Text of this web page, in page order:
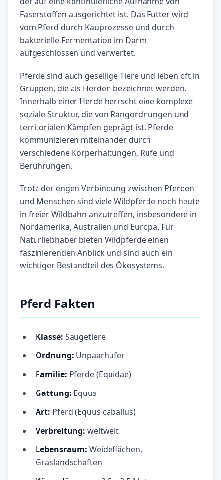
Faserstoffen ausgerichtet ist. Das Futter wird
vom Pferd durch Kauprozesse und durch
bakterielle Fermentation im Darm
aufgeschlossen und verwertet.
Pferde sind auch gesellige Tiere und leben oft in
Gruppen, die als Herden bezeichnet werden.
Innerhalb einer Herde herrscht eine komplexe
soziale Struktur, die von Rangordnungen und
territorialen Kämpfen geprägt ist. Pferde
kommunizieren miteinander durch
verschiedene Körperhaltungen, Rufe und
Berührungen.
Trotz der engen Verbindung zwischen Pferden
und Menschen sind viele Wildpferde noch heute
in freier Wildbahn anzutreffen, insbesondere in
Nordamerika, Australien und Europa. Für
Naturliebhaber bieten Wildpferde einen
faszinierenden Anblick und sind auch ein
wichtiger Bestandteil des Ökosystems.
Pferd Fakten
Klasse: Säugetiere
Ordnung: Unpaarhufer
Familie: Pferde (Equidae)
Gattung: Equus
Art: Pferd (Equus caballus)
Verbreitung: weltweit
Lebensraum: Weideflächen,
Graslandschaften